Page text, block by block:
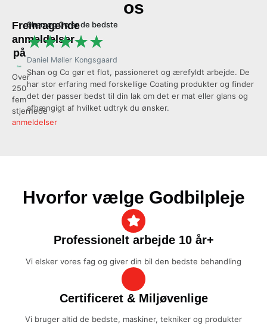
os
Fremragende
anmeldelser
på
Over
250
fem
stjernede
anmeldelser
Shan og Co er de bedste
★★★★★
Daniel Møller Kongsgaard
Shan og Co gør et flot, passioneret og ærefyldt arbejde. De
har stor erfaring med forskellige Coating produkter og finder
det der passer bedst til din lak om det er mat eller glans og
afhængigt af hvilket udtryk du ønsker.
Hvorfor vælge Godbilpleje
Professionelt arbejde 10 år+
Vi elsker vores fag og giver din bil den bedste behandling
Certificeret & Miljøvenlige
Vi bruger altid de bedste, maskiner, tekniker og produkter